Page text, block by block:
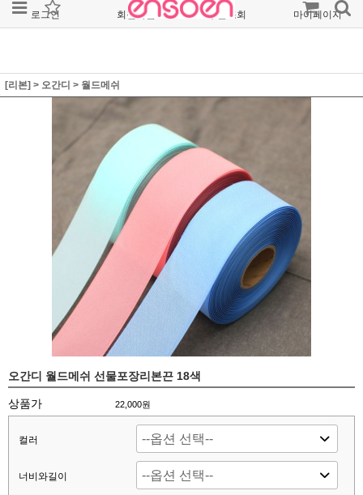
로그인 회원가입 주문조회 마이페이지
[리본] > 오간디 > 월드메쉬
오간디 월드메쉬 선물포장리본끈 18색
상품가 22,000원
컬러
너비와길이